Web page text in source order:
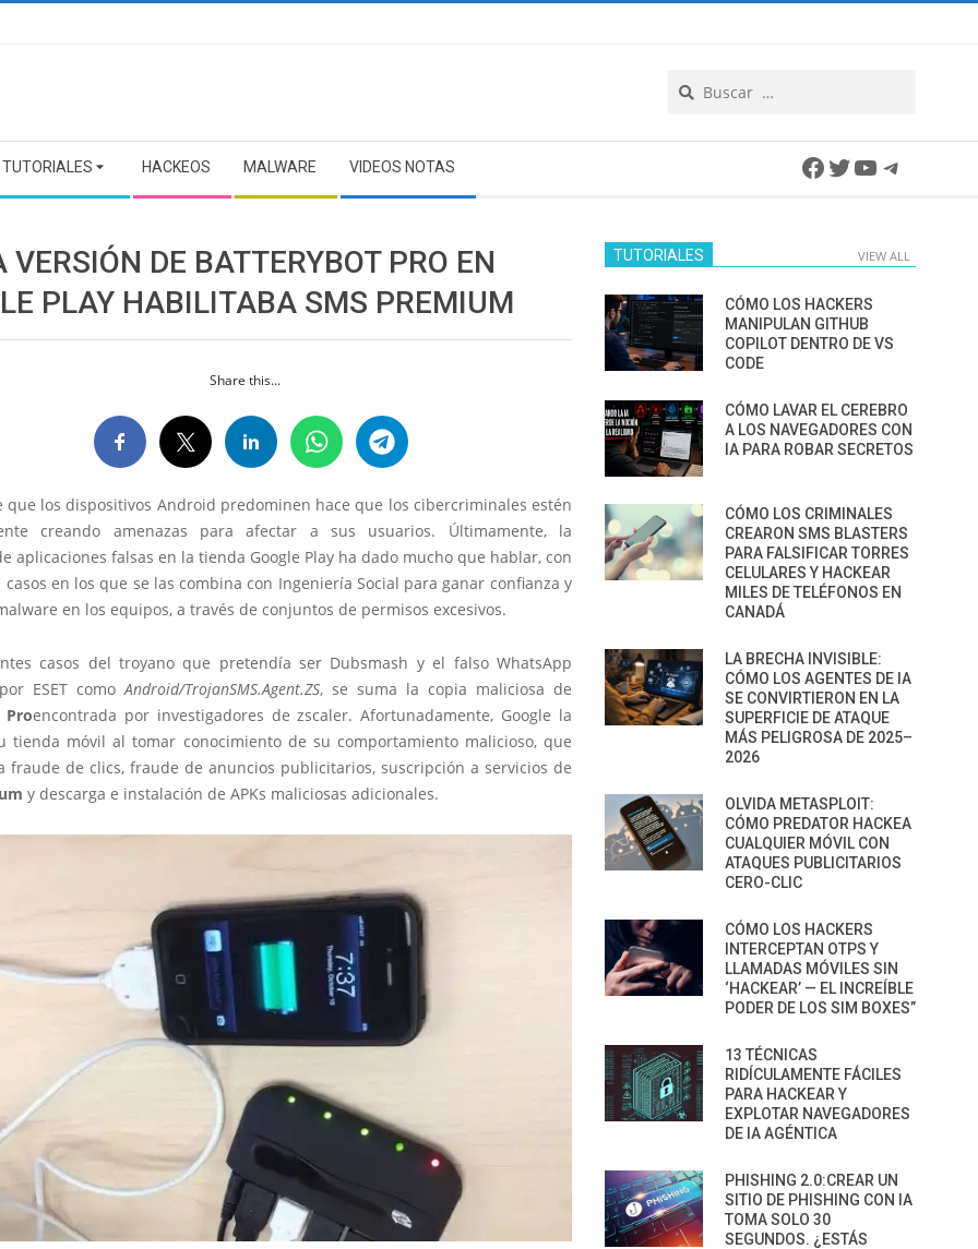
TUTORIALES HACKEOS MALWARE VIDEOS NOTAS Facebook
Twitter
YouTube
VERSIÓN DE BATTERYBOT PRO EN
PLAY HABILITABA SMS PREMIUM
Share this...
que los dispositivos Android predominen hace que los cibercriminales estén
creando amenazas para afectar a sus usuarios. Últimamente, la
aplicaciones falsas en la tienda Google Play ha dado mucho que hablar, con
casos en los que se las combina con Ingeniería Social para ganar confianza y
en los equipos, a través de conjuntos de permisos excesivos.
casos del troyano que pretendía ser Dubsmash y el falso WhatsApp
ESET comoAndroid/TrojanSMS.Agent.ZS, se suma la copia maliciosa de
Proencontrada por investigadores de zscaler. Afortunadamente, Google la
tienda móvil al tomar conocimiento de su comportamiento malicioso, que
fraude de clics, fraude de anuncios publicitarios, suscripción a servicios de
y descarga e instalación de APKs maliciosas adicionales.
TUTORIALES VIEW ALL
CÓMO LOS HACKERS
MANIPULAN GITHUB
COPILOT DENTRO DE VS
CODE
CÓMO LAVAR EL CEREBRO
A LOS NAVEGADORES CON
IA PARA ROBAR SECRETOS
CÓMO LOS CRIMINALES
CREARON SMS BLASTERS
PARA FALSIFICAR TORRES
CELULARES Y HACKEAR
MILES DE TELÉFONOS EN
CANADÁ
LA BRECHA INVISIBLE:
CÓMO LOS AGENTES DE IA
SE CONVIRTIERON EN LA
SUPERFICIE DE ATAQUE
MÁS PELIGROSA DE 2025–
2026
OLVIDA METASPLOIT:
CÓMO PREDATOR HACKEA
CUALQUIER MÓVIL CON
ATAQUES PUBLICITARIOS
CERO-CLIC
CÓMO LOS HACKERS
INTERCEPTAN OTPS Y
LLAMADAS MÓVILES SIN
‘HACKEAR’ — EL INCREÍBLE
PODER DE LOS SIM BOXES”
13 TÉCNICAS
RIDÍCULAMENTE FÁCILES
PARA HACKEAR Y
EXPLOTAR NAVEGADORES
DE IA AGÉNTICA
PHISHING 2.0:CREAR UN
SITIO DE PHISHING CON IA
TOMA SOLO 30
SEGUNDOS. ¿ESTÁS